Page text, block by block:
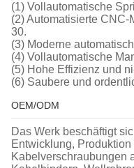
(1) Vollautomatische
(2) Automatisierte
30.
(3) Moderne
(4) Vollautomatische
(5) Hohe Effizienz und
(6) Saubere und
OEM/ODM
Das Werk beschäftigt
Entwicklung,
Kabelverschraubungen